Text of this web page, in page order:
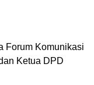
Forum Komunikasi
Ketua DPD